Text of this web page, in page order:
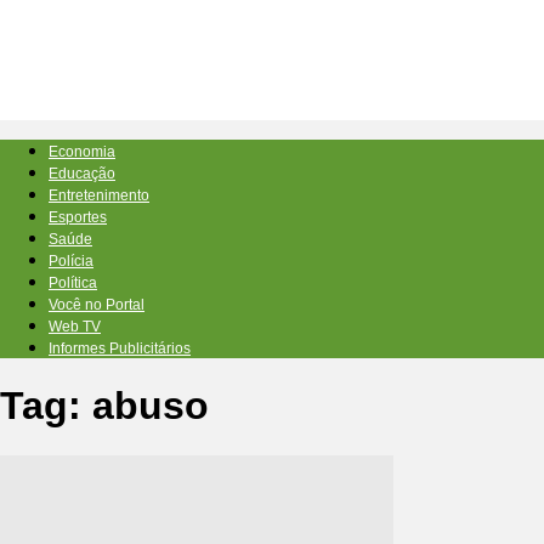
Economia
Educação
Entretenimento
Esportes
Saúde
Polícia
Política
Você no Portal
Web TV
Informes Publicitários
Tag: abuso